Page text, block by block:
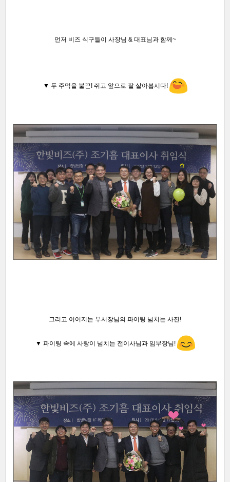
먼저 비즈 식구들이 사장님 & 대표님과 함께~
▼ 두 주먹을 불끈! 쥐고 앞으로 잘 살아봅시다!
그리고 이어지는 부서장님의 파이팅 넘치는 사진!
▼ 파이팅 속에 사랑이 넘치는 전이사님과 임부장님!